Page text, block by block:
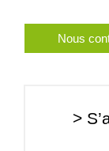
Nous
>